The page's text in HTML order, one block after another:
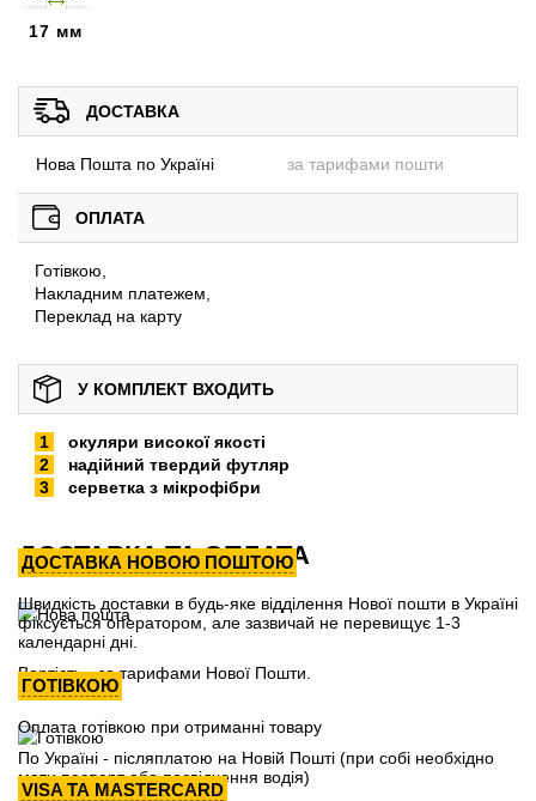
17 мм
ДОСТАВКА
Нова Пошта по Україні за тарифами пошти
ОПЛАТА
Готівкою,
Накладним платежем,
Переклад на карту
У КОМПЛЕКТ ВХОДИТЬ
окуляри високої якості
надійний твердий футляр
серветка з мікрофібри
ДОСТАВКА ТА ОПЛАТА
ДОСТАВКА НОВОЮ ПОШТОЮ
Швидкість доставки в будь-яке відділення Нової пошти в Україні
фіксується оператором, але зазвичай не перевищує 1-3
календарні дні.
Вартість - за тарифами Нової Пошти.
ГОТІВКОЮ
Оплата готівкою при отриманні товару
По Україні - післяплатою на Новій Пошті (при собі необхідно
мати паспорт або посвідчення водія)
VISA ТА MASTERCARD